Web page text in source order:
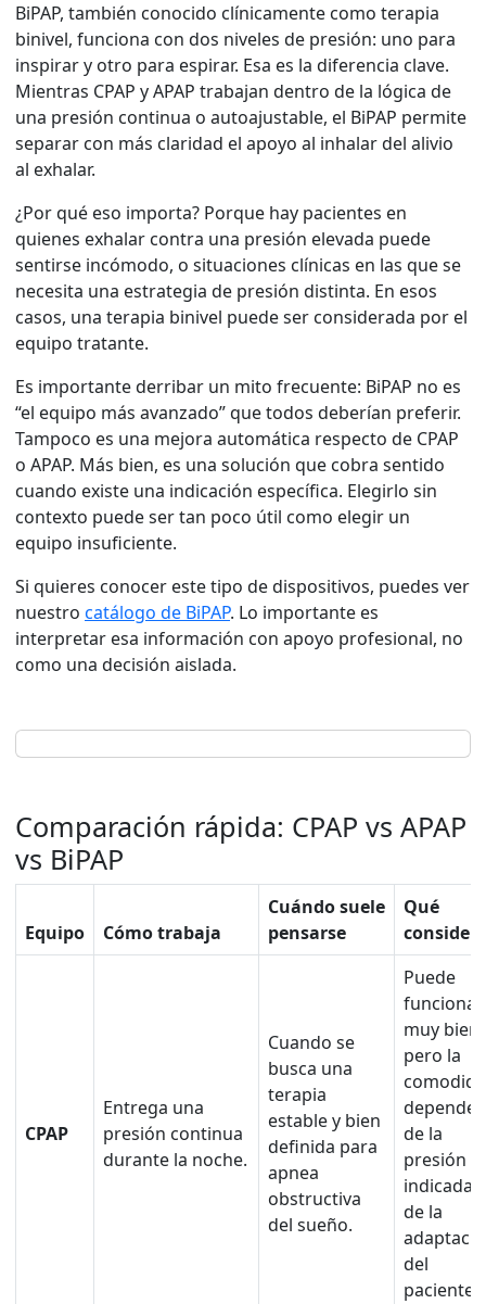
BiPAP, también conocido clínicamente como terapia
binivel, funciona con dos niveles de presión: uno para
inspirar y otro para espirar. Esa es la diferencia clave.
Mientras CPAP y APAP trabajan dentro de la lógica de
una presión continua o autoajustable, el BiPAP permite
separar con más claridad el apoyo al inhalar del alivio
al exhalar.
¿Por qué eso importa? Porque hay pacientes en
quienes exhalar contra una presión elevada puede
sentirse incómodo, o situaciones clínicas en las que se
necesita una estrategia de presión distinta. En esos
casos, una terapia binivel puede ser considerada por el
equipo tratante.
Es importante derribar un mito frecuente: BiPAP no es
“el equipo más avanzado” que todos deberían preferir.
Tampoco es una mejora automática respecto de CPAP
o APAP. Más bien, es una solución que cobra sentido
cuando existe una indicación específica. Elegirlo sin
contexto puede ser tan poco útil como elegir un
equipo insuficiente.
Si quieres conocer este tipo de dispositivos, puedes ver
nuestro catálogo de BiPAP. Lo importante es
interpretar esa información con apoyo profesional, no
como una decisión aislada.
Comparación rápida: CPAP vs APAP
vs BiPAP
Equipo Cómo trabaja
Cuándo suele
pensarse
Qué
CPAP
Entrega una
presión continua
durante la noche.
Cuando se
busca una
terapia
estable y bien
definida para
apnea
obstructiva
del sueño.
Puede
funcionar
muy bien,
pero la
depende
de la
presión
indicada y
de la
del
paciente.